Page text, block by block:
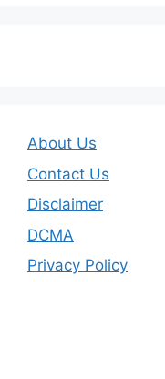
About Us
Contact Us
Disclaimer
DCMA
Privacy Policy